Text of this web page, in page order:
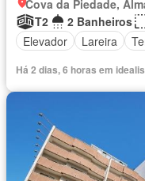
Cova da Piedade,
T2
2 Banheiros
Elevador
Lareira
Há 2 dias, 6 horas em